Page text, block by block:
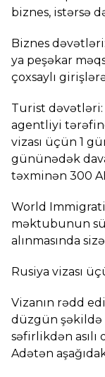
biznes, istərsə
Biznes
ya peşəkar
çoxsaylı
Turist
agentliyi
vizası üçün 1
gününədək
təxminən 300
World
məktubunun
alınmasında
Rusiya vizası
Vizanın rədd
düzgün şəkildə
səfirlikdən
Adətən